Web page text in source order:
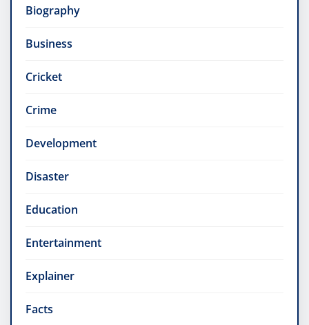
Biography
Business
Cricket
Crime
Development
Disaster
Education
Entertainment
Explainer
Facts